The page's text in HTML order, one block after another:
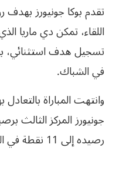
تسجيل هدف استثنائي،
في الشباك.
وانتهت المباراة
رصيده إلى 11 نقطة في المركز السادس.